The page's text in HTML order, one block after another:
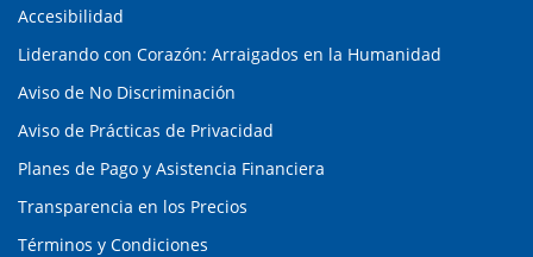
Accesibilidad
Liderando con Corazón: Arraigados en la Humanidad
Aviso de No Discriminación
Aviso de Prácticas de Privacidad
Planes de Pago y Asistencia Financiera
Transparencia en los Precios
Términos y Condiciones